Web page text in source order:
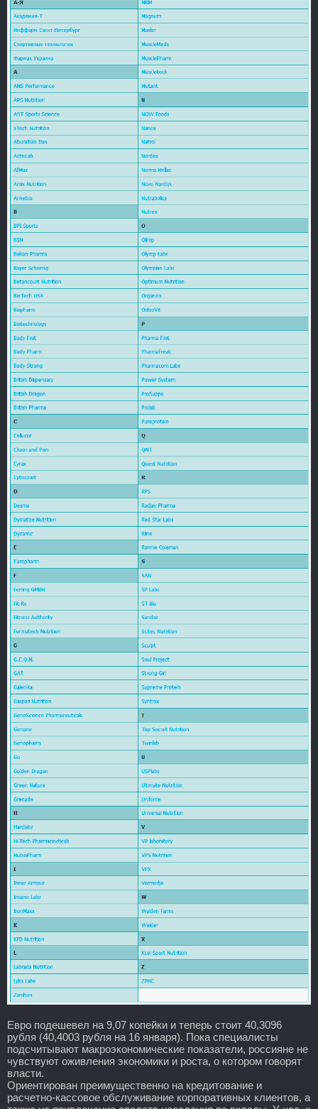
Евро подешевел на 9,07 копейки и теперь стоит 40,3096
рубля (40,4003 рубля на 16 января). Пока специалисты
подсчитывают макроэкономические показатели, россияне не
чувствуют оживления экономики и роста, о котором говорят
власти.
Ориентирован преимущественно на кредитование и
расчетно-кассовое обслуживание корпоративных клиентов, а